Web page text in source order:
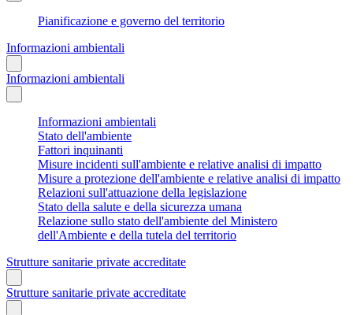
Pianificazione e governo del territorio
Informazioni ambientali
Informazioni ambientali
Informazioni ambientali
Stato dell'ambiente
Fattori inquinanti
Misure incidenti sull'ambiente e relative analisi di impatto
Misure a protezione dell'ambiente e relative analisi di impatto
Relazioni sull'attuazione della legislazione
Stato della salute e della sicurezza umana
Relazione sullo stato dell'ambiente del Ministero
dell'Ambiente e della tutela del territorio
Strutture sanitarie private accreditate
Strutture sanitarie private accreditate